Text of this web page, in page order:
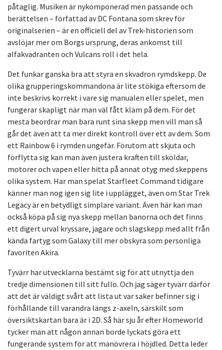
påtaglig. Musiken är nykomponerad men passande och
berättelsen – författad av DC Fontana som skrev för
originalserien – är en officiell del av Trek-historien som
avslöjar mer om Borgs ursprung, deras ankomst till
alfakvadranten och Vulcans roll i det hela.
Det funkar ganska bra att styra en skvadron rymdskepp. De
olika grupperingskommandona är lite stökiga eftersom de
inte beskrivs korrekt i vare sig manualen eller spelet, men
fungerar skapligt när man väl fått kläm på dem. För det
mesta beordrar man bara runt sina skepp men vill man så
går det även att ta mer direkt kontroll över ett av dem. Som
ett Rainbow 6 i rymden ungefär. Förutom att skjuta och
förflytta sig kan man även justera kraften till sköldar,
motorer och vapen eller hitta på annat otyg med skeppens
olika system. Har man spelat Starfleet Command tidigare
känner man nog igen sig lite i upplägget, även om Star Trek
Legacy är en betydligt simplare variant. Även här kan man
också köpa på sig nya skepp mellan banorna och det finns
ett digert urval kryssare, jagare och slagskepp med allt från
kända fartyg som Galaxy till mer obskyra som personliga
favoriten Akira.
Tyvärr har utvecklarna bestämt sig för att utnyttja den
tredje dimensionen till sitt fullo. Och jag säger tyvärr därför
att det är väldigt svårt att lista ut var saker befinner sig i
förhållande till varandra längs z-axeln, särskilt som
översiktskartan bara är i 2D. Så här sju år efter Homeworld
tycker man att någon annan borde lyckats göra ett
fungerande system för att manövrera i höjdled. Detta leder